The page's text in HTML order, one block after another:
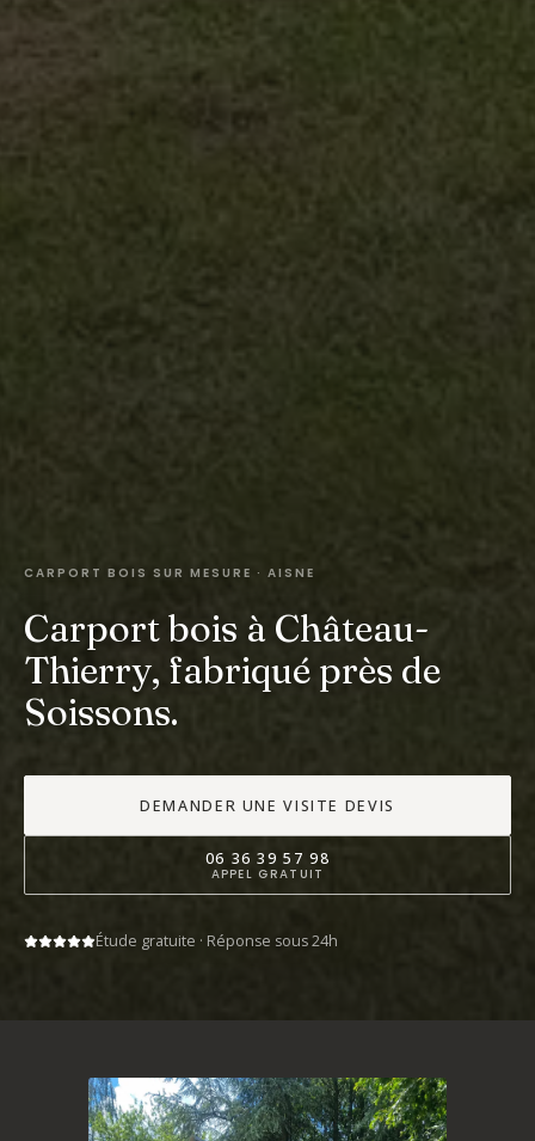
CARPORT BOIS SUR MESURE · AISNE
Carport bois à Château-
Thierry, fabriqué près de
Soissons.
DEMANDER UNE VISITE DEVIS
06 36 39 57 98
APPEL GRATUIT
Étude gratuite · Réponse sous 24h